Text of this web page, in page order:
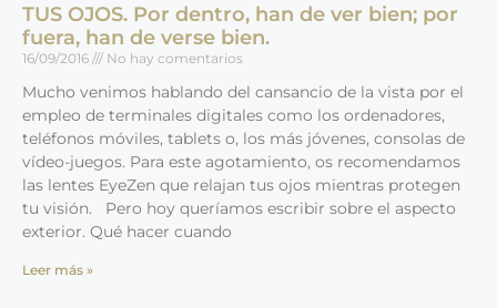
TUS OJOS. Por dentro, han de ver bien; por
fuera, han de verse bien.
16/09/2016 No hay comentarios
Mucho venimos hablando del cansancio de la vista por el
empleo de terminales digitales como los ordenadores,
teléfonos móviles, tablets o, los más jóvenes, consolas de
vídeo-juegos. Para este agotamiento, os recomendamos
las lentes EyeZen que relajan tus ojos mientras protegen
tu visión. Pero hoy queríamos escribir sobre el aspecto
exterior. Qué hacer cuando
Leer más »